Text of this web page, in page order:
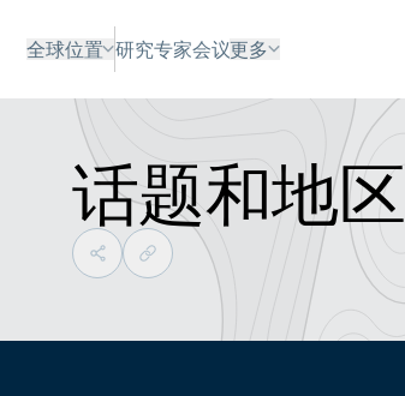
全球位置 研究专家会议更多
话题和地区